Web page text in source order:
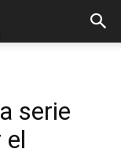
serie
el